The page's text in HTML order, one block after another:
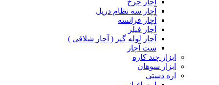
آچار سه نظام دریل
آچار فرانسه
آچار فیلر
آچار لوله گیر ( آچار شلاقی )
ست آچار
ابزار چند کاره
ابزار سوهان
اره دستی